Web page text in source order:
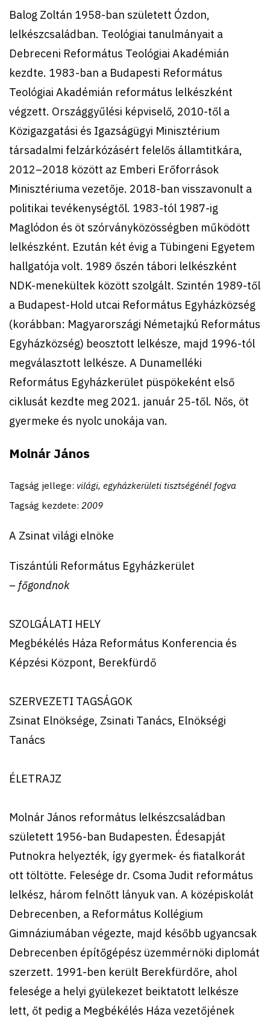
Balog Zoltán 1958-ban született Ózdon,
lelkészcsaládban. Teológiai tanulmányait a
Debreceni Református Teológiai Akadémián
kezdte. 1983-ban a Budapesti Református
Teológiai Akadémián református lelkészként
végzett. Országgyűlési képviselő, 2010-től a
Közigazgatási és Igazságügyi Minisztérium
társadalmi felzárkózásért felelős államtitkára,
2012–2018 között az Emberi Erőforrások
Minisztériuma vezetője. 2018-ban visszavonult a
politikai tevékenységtől. 1983-tól 1987-ig
Maglódon és öt szórványközösségben működött
lelkészként. Ezután két évig a Tübingeni Egyetem
hallgatója volt. 1989 őszén tábori lelkészként
NDK-menekültek között szolgált. Szintén 1989-től
a Budapest-Hold utcai Református Egyházközség
(korábban: Magyarországi Németajkú Református
Egyházközség) beosztott lelkésze, majd 1996-tól
megválasztott lelkésze. A Dunamelléki
Református Egyházkerület püspökeként első
ciklusát kezdte meg 2021. január 25-től. Nős, öt
gyermeke és nyolc unokája van.
Molnár János
Tagság jellege: világi, egyházkerületi tisztségénél fogva
Tagság kezdete: 2009
A Zsinat világi elnöke
Tiszántúli Református Egyházkerület
– főgondnok
SZOLGÁLATI HELY
Megbékélés Háza Református Konferencia és
Képzési Központ, Berekfürdő
SZERVEZETI TAGSÁGOK
Zsinat Elnöksége, Zsinati Tanács, Elnökségi
Tanács
ÉLETRAJZ
Molnár János református lelkészcsaládban
született 1956-ban Budapesten. Édesapját
Putnokra helyezték, így gyermek- és fiatalkorát
ott töltötte. Felesége dr. Csoma Judit református
lelkész, három felnőtt lányuk van. A középiskolát
Debrecenben, a Református Kollégium
Gimnáziumában végezte, majd később ugyancsak
Debrecenben építőgépész üzemmérnöki diplomát
szerzett. 1991-ben került Berekfürdőre, ahol
felesége a helyi gyülekezet beiktatott lelkésze
lett, őt pedig a Megbékélés Háza vezetőjének